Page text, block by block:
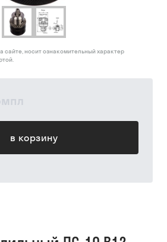
в корзину
сайте, носит ознакомительный характер